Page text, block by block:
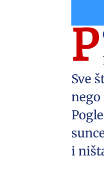
P
Sve
nego
i